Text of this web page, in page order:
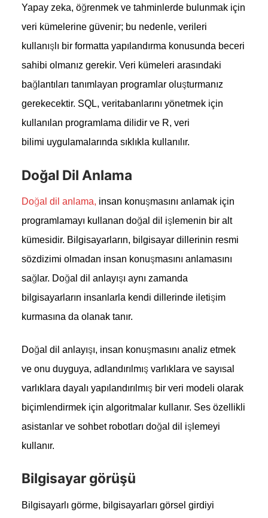
Yapay zeka, öğrenmek ve tahminlerde bulunmak için
veri kümelerine güvenir; bu nedenle, verileri
kullanışlı bir formatta yapılandırma konusunda beceri
sahibi olmanız gerekir. Veri kümeleri arasındaki
bağlantıları tanımlayan programlar oluşturmanız
gerekecektir. SQL, veritabanlarını yönetmek için
kullanılan programlama dilidir ve R, veri
bilimi uygulamalarında sıklıkla kullanılır.
Doğal Dil Anlama
Doğal dil anlama, insan konuşmasını anlamak için
programlamayı kullanan doğal dil işlemenin bir alt
kümesidir. Bilgisayarların, bilgisayar dillerinin resmi
sözdizimi olmadan insan konuşmasını anlamasını
sağlar. Doğal dil anlayışı aynı zamanda
bilgisayarların insanlarla kendi dillerinde iletişim
kurmasına da olanak tanır.
Doğal dil anlayışı, insan konuşmasını analiz etmek
ve onu duyguya, adlandırılmış varlıklara ve sayısal
varlıklara dayalı yapılandırılmış bir veri modeli olarak
biçimlendirmek için algoritmalar kullanır. Ses özellikli
asistanlar ve sohbet robotları doğal dil işlemeyi
kullanır.
Bilgisayar görüşü
Bilgisayarlı görme, bilgisayarları görsel girdiyi